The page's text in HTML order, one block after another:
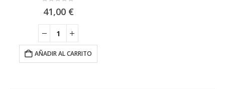
41,00 €
AÑADIR AL CARRITO